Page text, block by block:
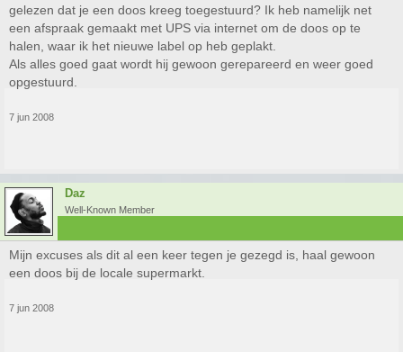
gelezen dat je een doos kreeg toegestuurd? Ik heb namelijk net
een afspraak gemaakt met UPS via internet om de doos op te
halen, waar ik het nieuwe label op heb geplakt.
Als alles goed gaat wordt hij gewoon gerepareerd en weer goed
opgestuurd.
7 jun 2008
Daz
Well-Known Member
Mijn excuses als dit al een keer tegen je gezegd is, haal gewoon
een doos bij de locale supermarkt.
7 jun 2008